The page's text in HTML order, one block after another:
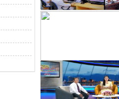
V/v mời chào giá
V/v Mời báo giá in
hoạt động phòng,
thuốc lá
319/BCH-HCKT